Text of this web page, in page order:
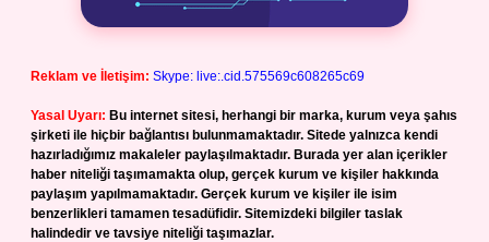
Reklam ve İletişim: Skype: live:.cid.575569c608265c69
Yasal Uyarı: Bu internet sitesi, herhangi bir marka, kurum veya şahıs
şirketi ile hiçbir bağlantısı bulunmamaktadır. Sitede yalnızca kendi
hazırladığımız makaleler paylaşılmaktadır. Burada yer alan içerikler
haber niteliği taşımamakta olup, gerçek kurum ve kişiler hakkında
paylaşım yapılmamaktadır. Gerçek kurum ve kişiler ile isim
benzerlikleri tamamen tesadüfidir. Sitemizdeki bilgiler taslak
halindedir ve tavsiye niteliği taşımazlar.